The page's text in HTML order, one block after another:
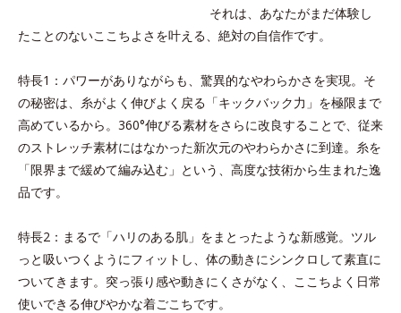
それは、あなたがまだ体験し
たことのないここちよさを叶える、絶対の自信作です。
特長1：パワーがありながらも、驚異的なやわらかさを実現。そ
の秘密は、糸がよく伸びよく戻る「キックバック力」を極限まで
高めているから。360°伸びる素材をさらに改良することで、従来
のストレッチ素材にはなかった新次元のやわらかさに到達。糸を
「限界まで緩めて編み込む」という、高度な技術から生まれた逸
品です。
特長2：まるで「ハリのある肌」をまとったような新感覚。ツル
っと吸いつくようにフィットし、体の動きにシンクロして素直に
ついてきます。突っ張り感や動きにくさがなく、ここちよく日常
使いできる伸びやかな着ごこちです。